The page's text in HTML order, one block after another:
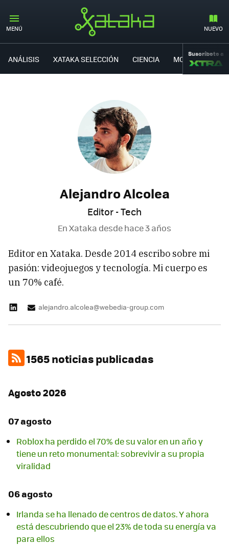
MENÚ NUEVO
ANÁLISIS XATAKA SELECCIÓN CIENCIA MOVILIDAD
Suscríbete a
Alejandro Alcolea
Editor - Tech
En Xataka desdehace 3 años
Editor en Xataka. Desde 2014 escribo sobre mi
pasión: videojuegos y tecnología. Mi cuerpo es
un 70% café.
alejandro.alcolea@webedia-group.com
1565 noticias publicadas
Agosto 2026
07 agosto
Roblox ha perdido el 70% de su valor en un año y
tiene un reto monumental: sobrevivir a su propia
viralidad
06 agosto
Irlanda se ha llenado de centros de datos. Y ahora
está descubriendo que el 23% de toda su energía va
para ellos